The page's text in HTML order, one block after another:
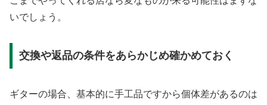
いでしょう。
交換や返品の条件をあらかじめ確かめておく
ギターの場合、基本的に手工品ですから個体差があるのは